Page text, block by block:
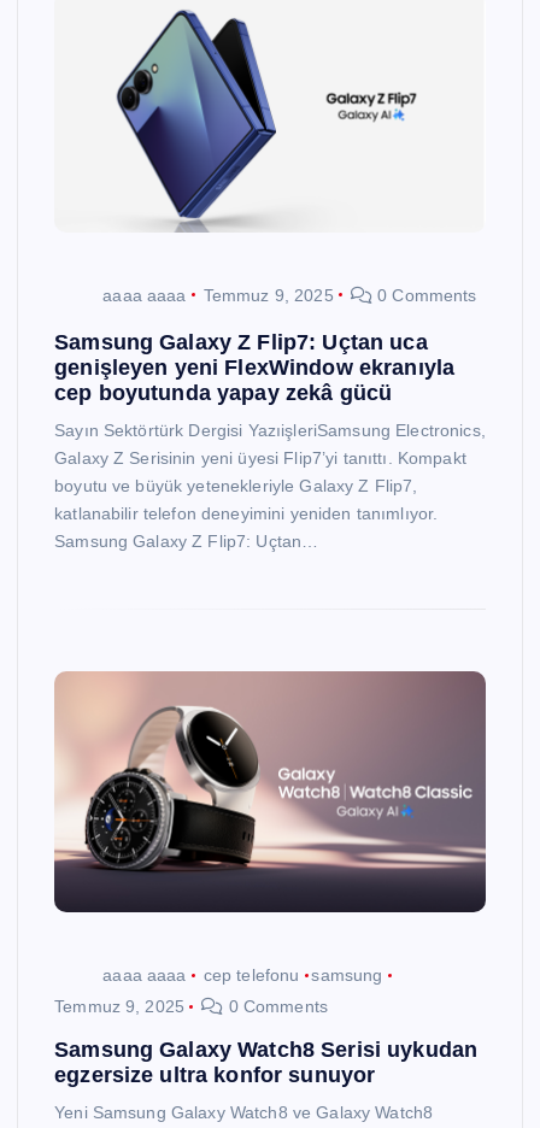
aaaa aaaa Temmuz 9, 2025 0 Comments
Samsung Galaxy Z Flip7: Uçtan uca
genişleyen yeni FlexWindow ekranıyla
cep boyutunda yapay zekâ gücü
Sayın Sektörtürk Dergisi YazıişleriSamsung Electronics,
Galaxy Z Serisinin yeni üyesi Flip7’yi tanıttı. Kompakt
boyutu ve büyük yetenekleriyle Galaxy Z Flip7,
katlanabilir telefon deneyimini yeniden tanımlıyor.
Samsung Galaxy Z Flip7: Uçtan…
aaaa aaaa cep telefonu
samsung
Temmuz 9, 2025
0 Comments
Samsung Galaxy Watch8 Serisi uykudan
egzersize ultra konfor sunuyor
Yeni Samsung Galaxy Watch8 ve Galaxy Watch8